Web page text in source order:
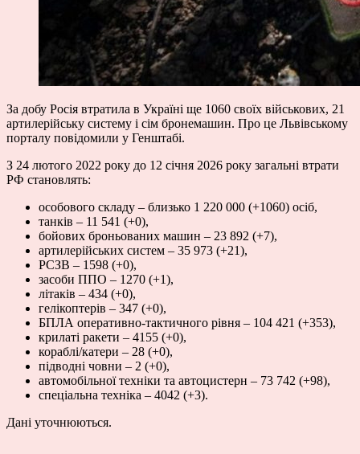
За добу Росія втратила в Україні ще 1060 своїх військових, 21
артилерійську систему і сім бронемашин. Про це Львівському
порталу повідомили у Генштабі.
З 24 лютого 2022 року до 12 січня 2026 року загальні втрати
РФ становлять:
особового складу – близько 1 220 000 (+1060) осіб,
танків – 11 541 (+0),
бойових броньованих машин – 23 892 (+7),
артилерійських систем – 35 973 (+21),
РСЗВ – 1598 (+0),
засоби ППО – 1270 (+1),
літаків – 434 (+0),
гелікоптерів – 347 (+0),
БПЛА оперативно-тактичного рівня – 104 421 (+353),
крилаті ракети – 4155 (+0),
кораблі/катери – 28 (+0),
підводні човни – 2 (+0),
автомобільної техніки та автоцистерн – 73 742 (+98),
спеціальна техніка – 4042 (+3).
Дані уточнюються.